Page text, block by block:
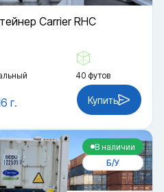
Carrier RHC
40 футов
г. Купить
В наличии
Б/У